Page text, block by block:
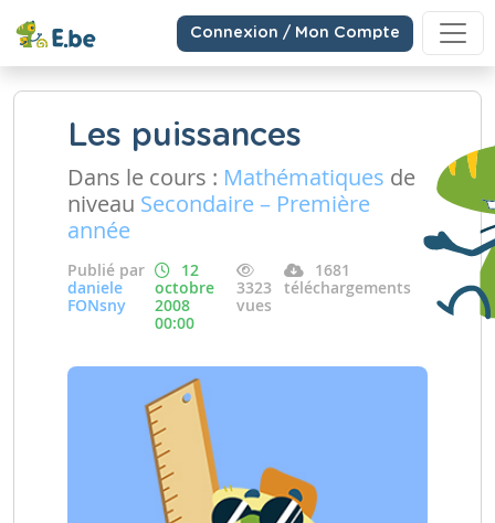
Connexion / Mon Compte
Les puissances
Dans le cours : Mathématiques de
niveau Secondaire – Première
année
Publié par
daniele
FONsny
12
octobre
2008
00:00
3323
vues
1681
téléchargements